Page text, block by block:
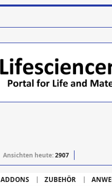
Ansichten heute:2907
ADDONS ZUBEHÖR